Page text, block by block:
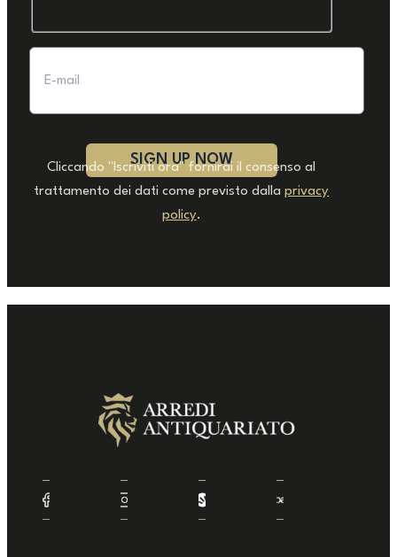
Cliccando "Iscriviti ora" fornirai il consenso al
trattamento dei dati come previsto dallaprivacy
policy.